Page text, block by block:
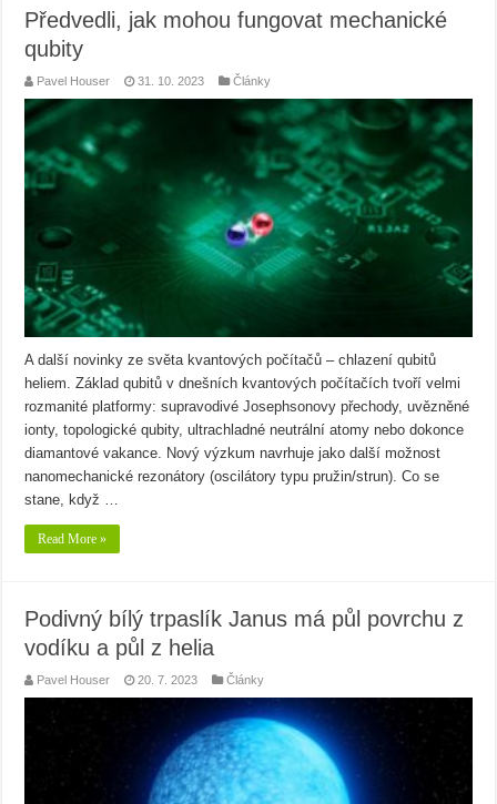
Předvedli, jak mohou fungovat mechanické
qubity
Pavel Houser 31. 10. 2023 Články
A další novinky ze světa kvantových počítačů – chlazení qubitů
heliem. Základ qubitů v dnešních kvantových počítačích tvoří velmi
rozmanité platformy: supravodivé Josephsonovy přechody, uvězněné
ionty, topologické qubity, ultrachladné neutrální atomy nebo dokonce
diamantové vakance. Nový výzkum navrhuje jako další možnost
nanomechanické rezonátory (oscilátory typu pružin/strun). Co se
stane, když …
Read More »
Podivný bílý trpaslík Janus má půl povrchu z
vodíku a půl z helia
Pavel Houser 20. 7. 2023 Články